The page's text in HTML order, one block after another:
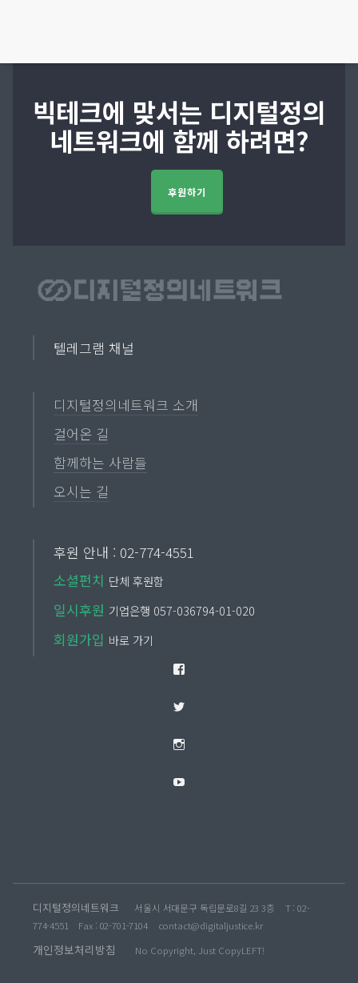
빅테크에 맞서는 디지털정의
네트워크에 함께 하려면?
후원하기
텔레그램 채널
디지털정의네트워크 소개
걸어온 길
함께하는 사람들
오시는 길
후원 안내 : 02-774-4551
소셜펀치 단체 후원함
일시후원 기업은행 057-036794-01-020
회원가입 바로 가기
Facebook
Twitter
Instagram
YouTube
디지털정의네트워크 서울시 서대문구 독립문로8길 23 3층
T : 02-
774-4551
Fax : 02-701-7104 contact@digitaljustice.kr
개인정보처리방침 No Copyright, Just CopyLEFT!